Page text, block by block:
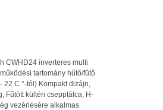
CWHD24 inverteres multi
tartomány hűtő/fűtő
22 C °-tól) Kompakt dizájn,
Fűtött kültéri csepptálca, H-
vezérlésére alkalmas